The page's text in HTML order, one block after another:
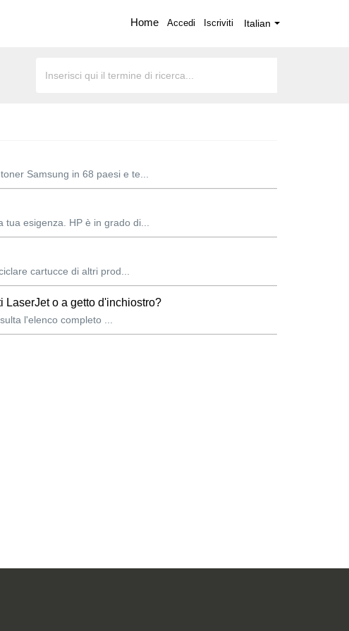
Home Italian
Accedi Iscriviti
Samsung in 68 paesi e te...
esigenza. HP è in grado di...
cartucce di altri prod...
LaserJet o a getto d'inchiostro?
l'elenco completo ...